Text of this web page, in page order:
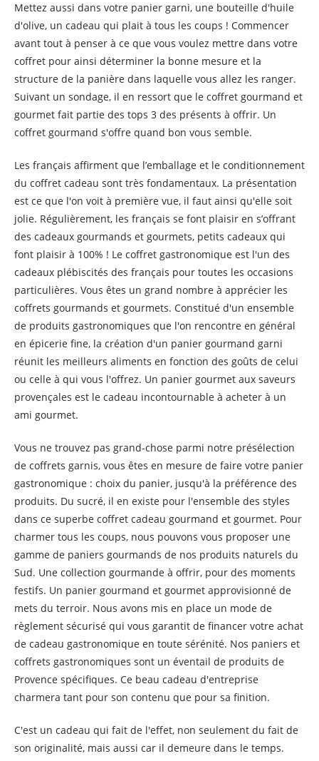
Mettez aussi dans votre panier garni, une bouteille d'huile
d'olive, un cadeau qui plait à tous les coups ! Commencer
avant tout à penser à ce que vous voulez mettre dans votre
coffret pour ainsi déterminer la bonne mesure et la
structure de la panière dans laquelle vous allez les ranger.
Suivant un sondage, il en ressort que le coffret gourmand et
gourmet fait partie des tops 3 des présents à offrir. Un
coffret gourmand s'offre quand bon vous semble.
Les français affirment que l’emballage et le conditionnement
du coffret cadeau sont très fondamentaux. La présentation
est ce que l'on voit à première vue, il faut ainsi qu'elle soit
jolie. Régulièrement, les français se font plaisir en s’offrant
des cadeaux gourmands et gourmets, petits cadeaux qui
font plaisir à 100% ! Le coffret gastronomique est l'un des
cadeaux plébiscités des français pour toutes les occasions
particulières. Vous êtes un grand nombre à apprécier les
coffrets gourmands et gourmets. Constitué d'un ensemble
de produits gastronomiques que l'on rencontre en général
en épicerie fine, la création d'un panier gourmand garni
réunit les meilleurs aliments en fonction des goûts de celui
ou celle à qui vous l'offrez. Un panier gourmet aux saveurs
provençales est le cadeau incontournable à acheter à un
ami gourmet.
Vous ne trouvez pas grand-chose parmi notre présélection
de coffrets garnis, vous êtes en mesure de faire votre panier
gastronomique : choix du panier, jusqu'à la préférence des
produits. Du sucré, il en existe pour l'ensemble des styles
dans ce superbe coffret cadeau gourmand et gourmet. Pour
charmer tous les coups, nous pouvons vous proposer une
gamme de paniers gourmands de nos produits naturels du
Sud. Une collection gourmande à offrir, pour des moments
festifs. Un panier gourmand et gourmet approvisionné de
mets du terroir. Nous avons mis en place un mode de
règlement sécurisé qui vous garantit de financer votre achat
de cadeau gastronomique en toute sérénité. Nos paniers et
coffrets gastronomiques sont un éventail de produits de
Provence spécifiques. Ce beau cadeau d'entreprise
charmera tant pour son contenu que pour sa finition.
C'est un cadeau qui fait de l'effet, non seulement du fait de
son originalité, mais aussi car il demeure dans le temps.